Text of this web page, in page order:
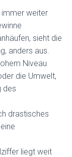
immer weiter
sieht die
anders aus.
Niveau
die Umwelt,
des
drastisches
liegt weit